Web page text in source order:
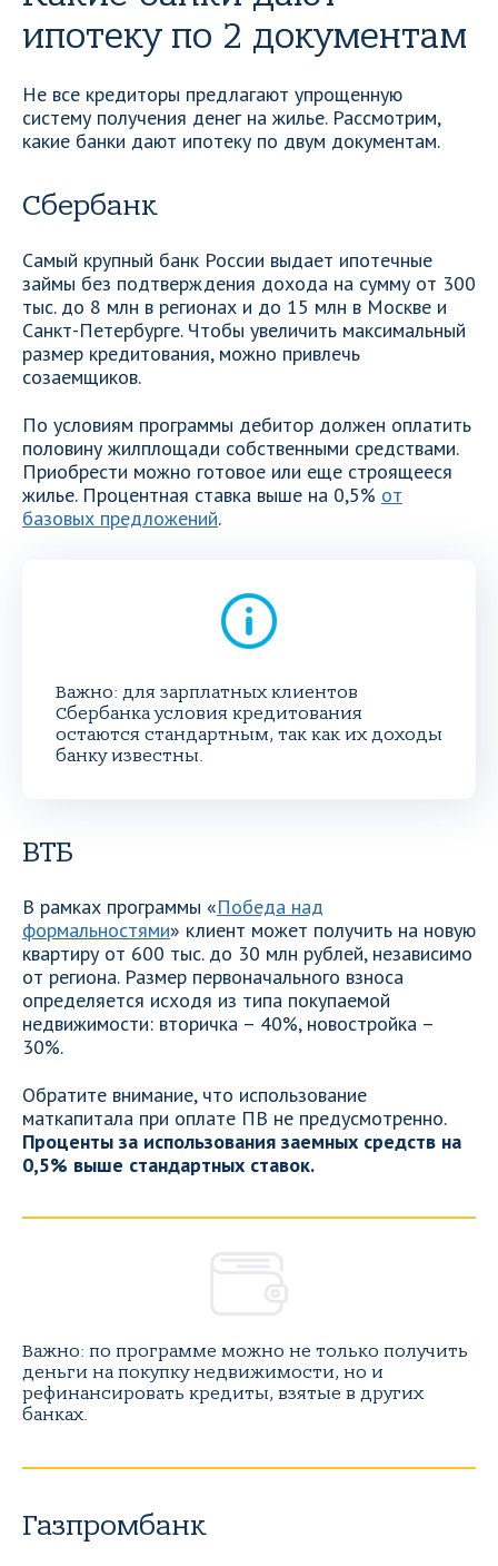
ипотеку по 2 документам
Не все кредиторы предлагают упрощенную
систему получения денег на жилье. Рассмотрим,
какие банки дают ипотеку по двум документам.
Сбербанк
Самый крупный банк России выдает ипотечные
займы без подтверждения дохода на сумму от 300
тыс. до 8 млн в регионах и до 15 млн в Москве и
Санкт-Петербурге. Чтобы увеличить максимальный
размер кредитования, можно привлечь
созаемщиков.
По условиям программы дебитор должен оплатить
половину жилплощади собственными средствами.
Приобрести можно готовое или еще строящееся
жилье. Процентная ставка выше на 0,5% от
базовых предложений.
Важно: для зарплатных клиентов
Сбербанка условия кредитования
остаются стандартным, так как их доходы
банку известны.
ВТБ
В рамках программы «Победа над
формальностями» клиент может получить на новую
квартиру от 600 тыс. до 30 млн рублей, независимо
от региона. Размер первоначального взноса
определяется исходя из типа покупаемой
недвижимости: вторичка – 40%, новостройка –
30%.
Обратите внимание, что использование
маткапитала при оплате ПВ не предусмотренно.
Проценты за использования заемных средств на
0,5% выше стандартных ставок.
Важно: по программе можно не только получить
деньги на покупку недвижимости, но и
рефинансировать кредиты, взятые в других
банках.
Газпромбанк